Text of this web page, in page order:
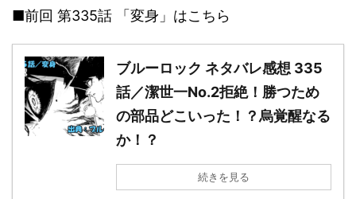
■前回 第335話 「変身」はこちら
ブルーロック ネタバレ感想 335
話／潔世一No.2拒絶！勝つため
の部品どこいった！？烏覚醒なる
か！？
続きを見る